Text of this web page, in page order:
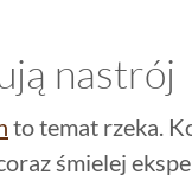
nastrój
to temat rzeka.
śmielej